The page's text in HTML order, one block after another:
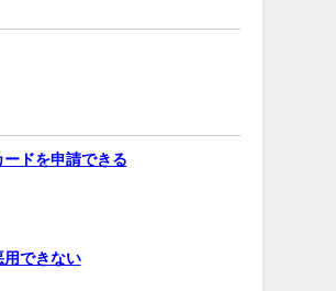
ドを申請できる
用できない